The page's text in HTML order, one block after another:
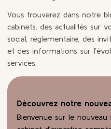
Les associés
Nos partenaires
Commissariat aux comptes
Ressources humaines – Social
Conseil et gestion
Actualités
Secteurs
Kiosque
Le blog
Contact
Vous trouverez dans notre
cabinets, des actualités sur
social, réglementaire, des
et des informations sur
services.
Découvrez notre
Bienvenue sur le